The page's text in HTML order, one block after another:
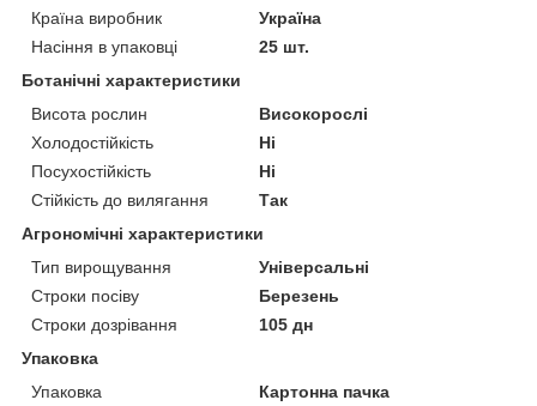
Країна виробник
Україна
Насіння в упаковці
25 шт.
Ботанічні характеристики
Висота рослин
Високорослі
Холодостійкість
Ні
Посухостійкість
Ні
Стійкість до вилягання
Так
Агрономічні характеристики
Тип вирощування
Універсальні
Строки посіву
Березень
Строки дозрівання
105 дн
Упаковка
Упаковка
Картонна пачка